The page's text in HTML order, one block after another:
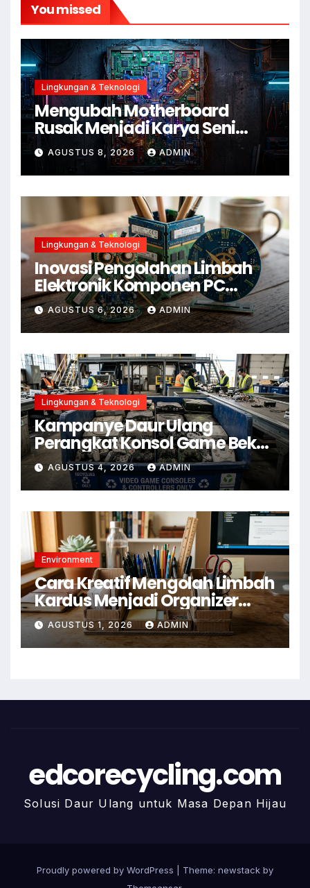
You missed
Lingkungan & Teknologi
Mengubah Motherboard
Rusak Menjadi Karya Seni
Dinding Bertema Cyberpunk
AGUSTUS 8, 2026 ADMIN
Lingkungan & Teknologi
Inovasi Pengolahan Limbah
Elektronik Komponen PC
Menjadi Aksesoris Estetik
AGUSTUS 6, 2026 ADMIN
Lingkungan & Teknologi
Kampanye Daur Ulang
Perangkat Konsol Game Bekas
untuk Kurangi E-Waste
AGUSTUS 4, 2026 ADMIN
Environment
Cara Kreatif Mengolah Limbah
Kardus Menjadi Organizer
Meja
AGUSTUS 1, 2026 ADMIN
edcorecycling.com
Solusi Daur Ulang untuk Masa Depan Hijau
Proudly powered by WordPress
Theme: newstack by